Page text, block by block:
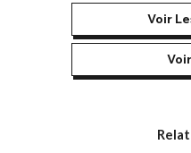
avons compilé une liste de
plus vendues :
Lentilles Pennywise – Avec
nos lentilles Pennywise sont
Lentilles rouges – Parmi nos
Voir